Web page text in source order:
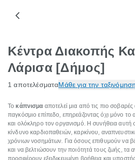
Κέντρα Διακοπής
Λάρισα [Δήμος]
1 αποτελέσματαΜάθε για την ταξινόμηση
Το κάπνισμα αποτελεί μια από τις πιο σοβαρές
παγκόσμιο επίπεδο, επηρεάζοντας όχι μόνο
και ολόκληρο τον οργανισμό. Η συνήθεια αυτή
κίνδυνο καρδιοπαθειών, καρκίνου,
χρόνιων νοσημάτων. Για όσους επιθυμούν να
και να βελτιώσουν την ποιότητά τους ζωής, τα
προσφέρουν εξειδικευμένη βοήθεια και